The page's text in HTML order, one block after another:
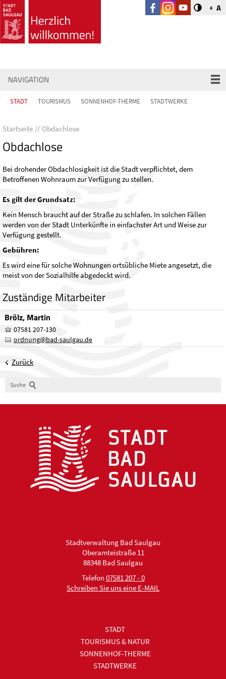
A A
NAVIGATION
STADT TOURISMUS SONNENHOF-THERME STADTWERKE
Startseite Obdachlose
Obdachlose
Bei drohender Obdachlosigkeit ist die Stadt verpflichtet, dem
Betroffenen Wohnraum zur Verfügung zu stellen.
Es gilt der Grundsatz:
Kein Mensch braucht auf der Straße zu schlafen. In solchen Fällen
werden von der Stadt Unterkünfte in einfachster Art und Weise zur
Verfügung gestellt.
Gebühren:
Es wird eine für solche Wohnungen ortsübliche Miete angesetzt, die
meist von der Sozialhilfe abgedeckt wird.
Zuständige Mitarbeiter
Brölz, Martin
07581 207-130
ordnung@bad-saulgau.de
Zurück
Suche
Stadtverwaltung Bad Saulgau
Oberamteistraße 11
88348 Bad Saulgau
Telefon 07581 207 - 0
Schreiben Sie uns eine E-MAIL
STADT
TOURISMUS & NATUR
SONNENHOF-THERME
STADTWERKE